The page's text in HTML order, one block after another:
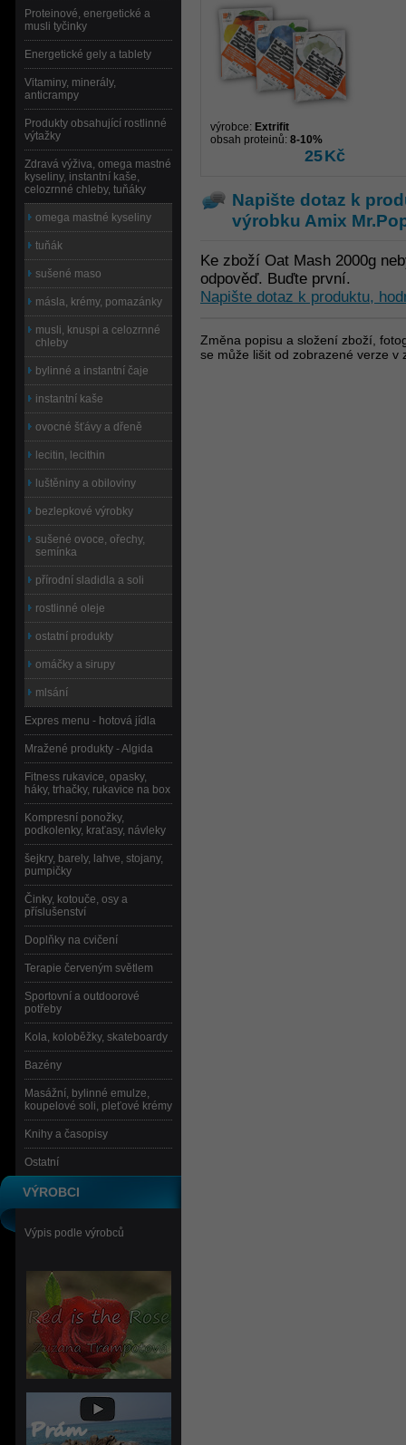
výrobce: Extrifit
obsah proteinů: 8-10%
25Kč
Napište dotaz k
výrobku Amix
Ke zboží Oat Mash 2000g
odpověď. Buďte první.
Napište dotaz k produktu,
Změna popisu a složení zboží,
se může lišit od zobrazené verze
Proteinové, energetické a
musli tyčinky
Energetické gely a tablety
Vitaminy, minerály,
anticrampy
Produkty obsahující rostlinné
výtažky
Zdravá výživa, omega mastné
kyseliny, instantní kaše,
celozrnné chleby, tuňáky
omega mastné kyseliny
tuňák
sušené maso
másla, krémy, pomazánky
musli, knuspi a celozrnné
chleby
bylinné a instantní čaje
instantní kaše
ovocné šťávy a dřeně
lecitin, lecithin
luštěniny a obiloviny
bezlepkové výrobky
sušené ovoce, ořechy,
semínka
přírodní sladidla a soli
rostlinné oleje
ostatní produkty
omáčky a sirupy
mlsání
Expres menu - hotová jídla
Mražené produkty - Algida
Fitness rukavice, opasky,
háky, trhačky, rukavice na box
Kompresní ponožky,
podkolenky, kraťasy, návleky
šejkry, barely, lahve, stojany,
pumpičky
Činky, kotouče, osy a
příslušenství
Doplňky na cvičení
Terapie červeným světlem
Sportovní a outdoorové
potřeby
Kola, koloběžky, skateboardy
Bazény
Masážní, bylinné emulze,
koupelové soli, pleťové krémy
Knihy a časopisy
Ostatní
VÝROBCI
Výpis podle výrobců